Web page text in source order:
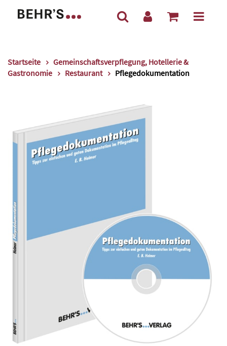
Startseite
Gemeinschaftsverpflegung, Hotellerie &
Gastronomie
Restaurant Pflegedokumentation